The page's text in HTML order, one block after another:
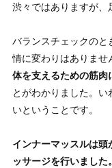
渋々ではありますが、
バランスチェックのと
情に変わりはありませ
体を支えるための筋肉
とがわかりました。
いということです。
インナーマッスルは
ッサージを行いました。